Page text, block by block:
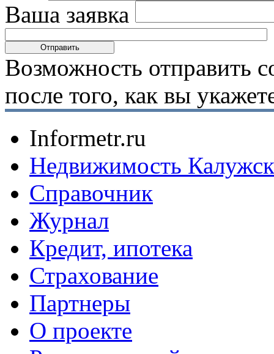
Ваша заявка
Возможность отправить
после того, как вы
Informetr.ru
Недвижимость
Справочник
Журнал
Кредит, ипотека
Страхование
Партнеры
O проекте